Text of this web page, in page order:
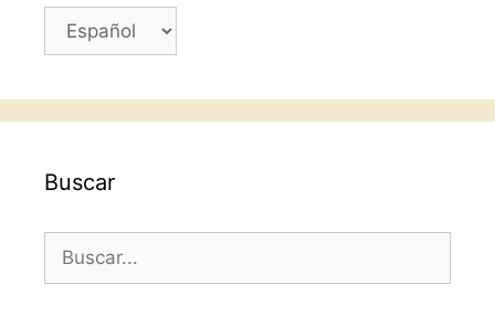
Elegir
Buscar
Buscar: